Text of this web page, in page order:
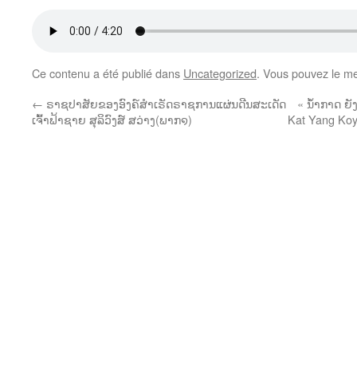
Ce contenu a été publié dans Uncategorized. Vous pouvez le
← ຣາຊປາສັຍຂອງອົງຄ໌ສຳເຣັດຣາຊການແຜ່ນດີນສະເດັດ
ເຈົ້າຟ້າຊາຍ ສຸລິວົງສ໌ ສວ່າງ(ພາກ໑)
« ນໍ້າກາດ ຍັ
Kat Yang